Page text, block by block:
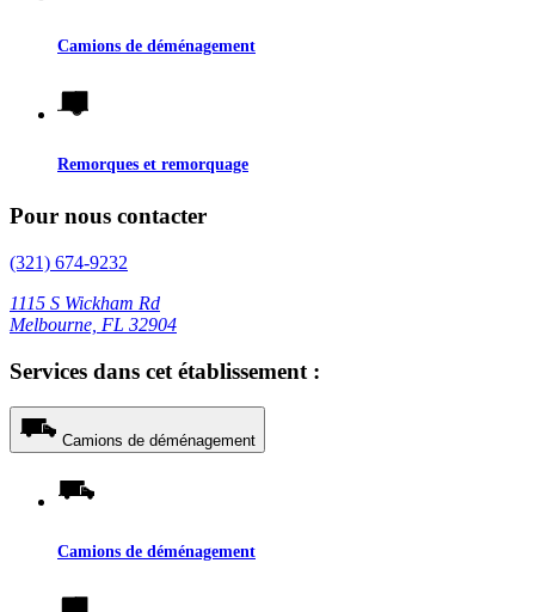
Camions de déménagement
Remorques et remorquage
Pour nous contacter
(321) 674-9232
1115 S Wickham Rd
Melbourne, FL 32904
Services dans cet établissement :
Camions de déménagement
Camions de déménagement